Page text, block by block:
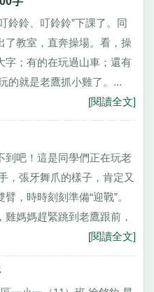
鈴鈴、叮鈴鈴”下課了。同
了教室，直奔操場。看，操
字；有的在玩過山車；還有
的就是老鷹抓小雞了。...
[閱讀全文]
到吧！這是同學們正在玩老
，張牙舞爪的樣子，肯定又
，時時刻刻準備“迎戰”。
媽媽趕緊跳到老鷹跟前，
[閱讀全文]